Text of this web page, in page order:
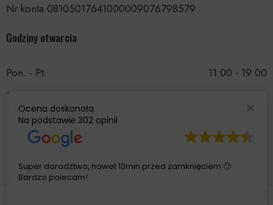
Nr konta 08105017641000009076798579
Godziny otwarcia
Pon. - Pt.
11:00 - 19:00
Sobota
Niedziela
Ocena doskonała
Na podstawie 302 opinii
Super doradztwo, nawet 10min przed zamknięciem 🙂
Bardzo polecam!